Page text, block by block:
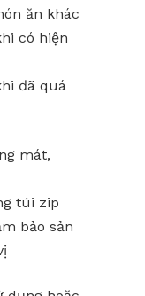
ăn khác
có hiện
đã quá
mát,
túi zip
bảo sản